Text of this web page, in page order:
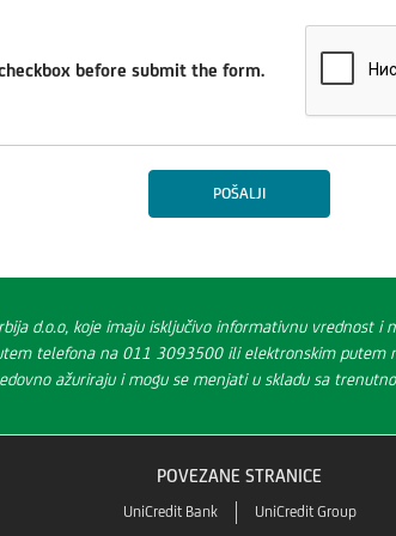
before submit the form.
d.o.o, koje imaju isključivo informativnu vrednost i
telefona na 011 3093500 ili elektronskim putem
ažuriraju i mogu se menjati u skladu sa
POVEZANE STRANICE
UniCredit Bank UniCredit Group